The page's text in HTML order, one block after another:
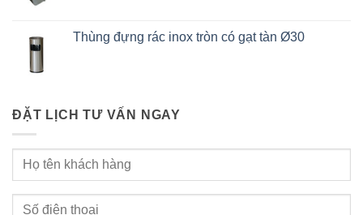
Thùng đựng rác inox tròn có gạt tàn Ø30
ĐẶT LỊCH TƯ VẤN NGAY